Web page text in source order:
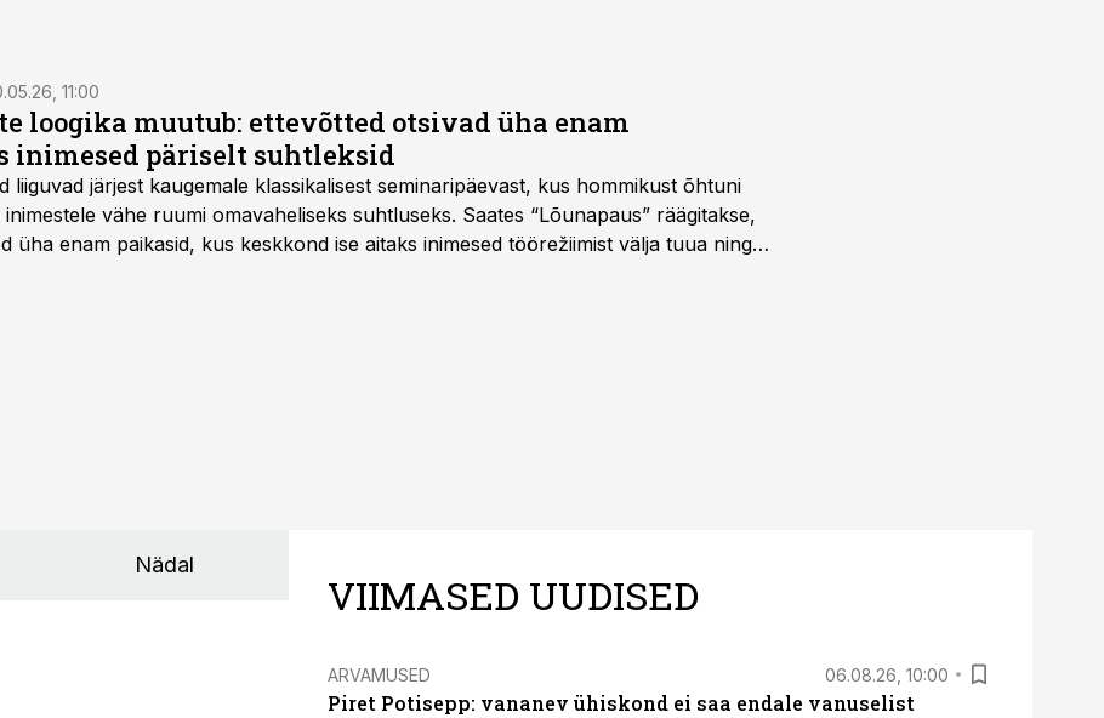
11:00
loogika muutub: ettevõtted otsivad üha enam
inimesed päriselt suhtleksid
liiguvad järjest kaugemale klassikalisest seminaripäevast, kus hommikust õhtuni
vähe ruumi omavaheliseks suhtluseks. Saates “Lõunapaus” räägitakse,
üha enam paikasid, kus keskkond ise aitaks inimesed töörežiimist välja tuua ning
Nädal
VIIMASED UUDISED
ARVAMUSED 06.08.26, 10:00
Piret Potisepp: vananev ühiskond ei saa endale vanuselist